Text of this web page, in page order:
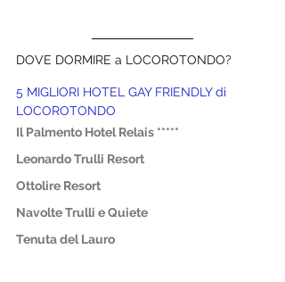
DOVE DORMIRE a LOCOROTONDO?
5 MIGLIORI HOTEL GAY FRIENDLY di
LOCOROTONDO
Il Palmento Hotel Relais *****
Leonardo Trulli Resort
Ottolire Resort
Navolte Trulli e Quiete
Tenuta del Lauro